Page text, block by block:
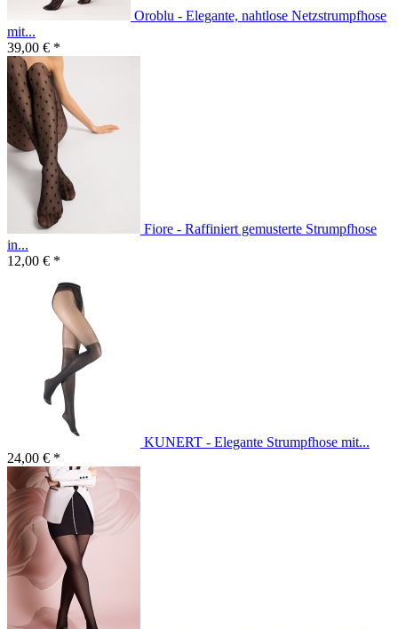
Oroblu - Elegante, nahtlose Netzstrumpfhose
mit...
39,00 € *
Fiore - Raffiniert gemusterte Strumpfhose
in...
12,00 € *
KUNERT - Elegante Strumpfhose mit...
24,00 € *